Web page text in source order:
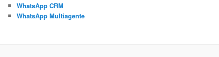
WhatsApp CRM
WhatsApp Multiagente